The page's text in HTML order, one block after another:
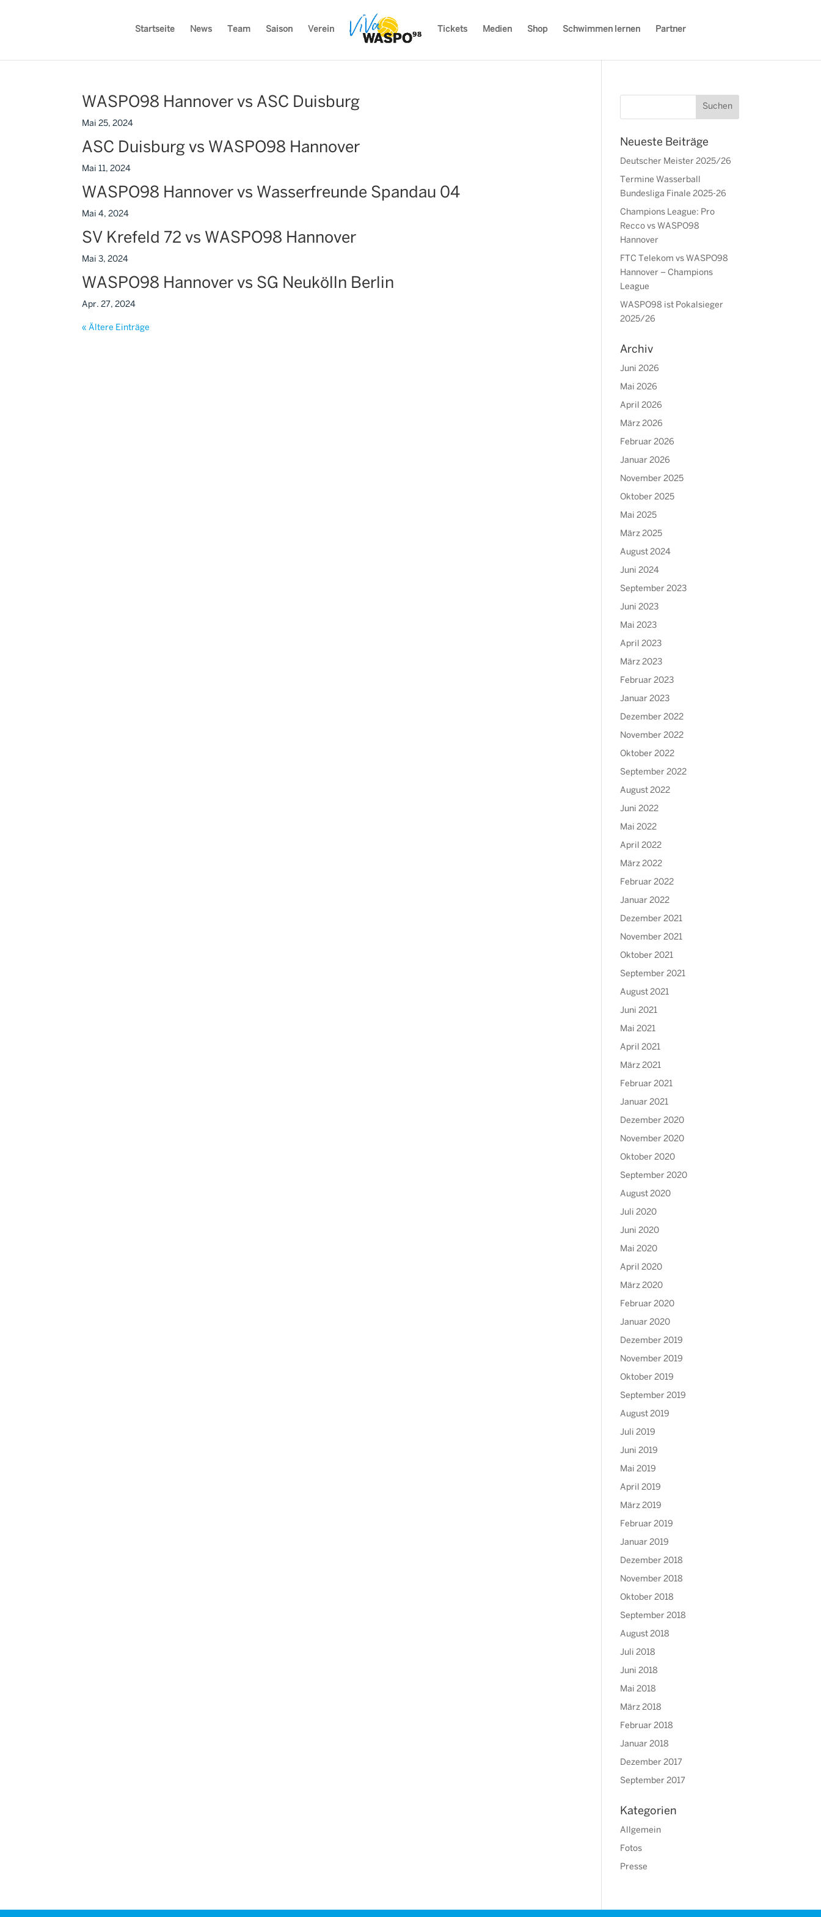
Startseite News Team Saison Verein Tickets Medien Shop Schwimmen lernen Partner
WASPO98 Hannover vs ASC Duisburg
Mai 25, 2024
ASC Duisburg vs WASPO98 Hannover
Mai 11, 2024
WASPO98 Hannover vs Wasserfreunde Spandau 04
Mai 4, 2024
SV Krefeld 72 vs WASPO98 Hannover
Mai 3, 2024
WASPO98 Hannover vs SG Neukölln Berlin
Apr. 27, 2024
« Ältere Einträge
Neueste Beiträge
Deutscher Meister 2025/26
Termine Wasserball
Bundesliga Finale 2025-26
Champions League: Pro
Recco vs WASPO98
Hannover
FTC Telekom vs WASPO98
Hannover – Champions
League
WASPO98 ist Pokalsieger
2025/26
Archiv
Juni 2026
Mai 2026
April 2026
März 2026
Februar 2026
Januar 2026
November 2025
Oktober 2025
Mai 2025
März 2025
August 2024
Juni 2024
September 2023
Juni 2023
Mai 2023
April 2023
März 2023
Februar 2023
Januar 2023
Dezember 2022
November 2022
Oktober 2022
September 2022
August 2022
Juni 2022
Mai 2022
April 2022
März 2022
Februar 2022
Januar 2022
Dezember 2021
November 2021
Oktober 2021
September 2021
August 2021
Juni 2021
Mai 2021
April 2021
März 2021
Februar 2021
Januar 2021
Dezember 2020
November 2020
Oktober 2020
September 2020
August 2020
Juli 2020
Juni 2020
Mai 2020
April 2020
März 2020
Februar 2020
Januar 2020
Dezember 2019
November 2019
Oktober 2019
September 2019
August 2019
Juli 2019
Juni 2019
Mai 2019
April 2019
März 2019
Februar 2019
Januar 2019
Dezember 2018
November 2018
Oktober 2018
September 2018
August 2018
Juli 2018
Juni 2018
Mai 2018
März 2018
Februar 2018
Januar 2018
Dezember 2017
September 2017
Kategorien
Allgemein
Fotos
Presse